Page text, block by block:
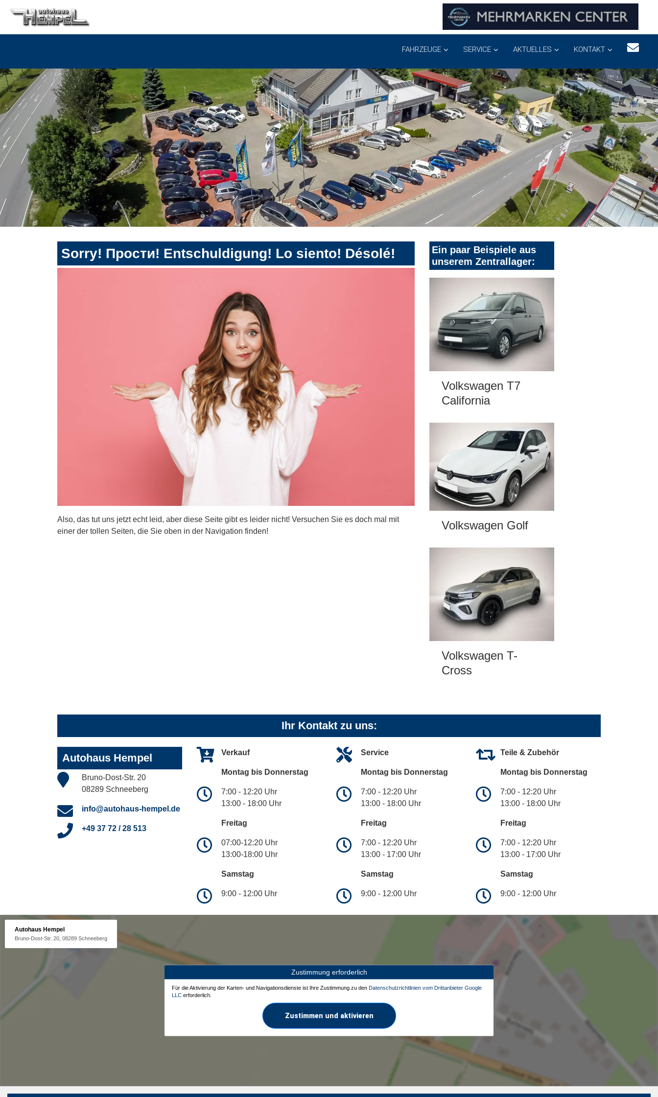
FAHRZEUGE SERVICE AKTUELLES KONTAKT
Sorry! Прости! Entschuldigung! Lo siento! Désolé!
Also, das tut uns jetzt echt leid, aber diese Seite gibt es leider nicht! Versuchen Sie es doch mal mit
einer der tollen Seiten, die Sie oben in der Navigation finden!
Ein paar Beispiele aus
unserem Zentrallager:
Volkswagen T7
California
Volkswagen Golf
Volkswagen T-
Cross
Ihr Kontakt zu uns:
Autohaus Hempel
Bruno-Dost-Str. 20
08289 Schneeberg
info@autohaus-hempel.de
+49 37 72 / 28 513
Verkauf
Montag bis Donnerstag
7:00 - 12:20 Uhr
13:00 - 18:00 Uhr
Freitag
07:00-12:20 Uhr
13:00-18:00 Uhr
Samstag
9:00 - 12:00 Uhr
Service
Montag bis Donnerstag
7:00 - 12:20 Uhr
13:00 - 18:00 Uhr
Freitag
7:00 - 12:20 Uhr
13:00 - 17:00 Uhr
Samstag
9:00 - 12:00 Uhr
Teile & Zubehör
Montag bis Donnerstag
7:00 - 12:20 Uhr
13:00 - 18:00 Uhr
Freitag
7:00 - 12:20 Uhr
13:00 - 17:00 Uhr
Samstag
9:00 - 12:00 Uhr
Autohaus Hempel
Bruno-Dost-Str. 20, 08289 Schneeberg
Zustimmung erforderlich
Für die Aktivierung der Karten- und Navigationsdienste ist Ihre Zustimmung zu den Datenschutzrichtlinien vom Drittanbieter Google
LLC erforderlich.
Zustimmen und aktivieren